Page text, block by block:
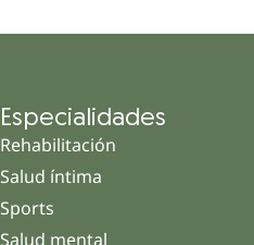
Especialidades
Rehabilitación
Salud íntima
Sports
Salud mental